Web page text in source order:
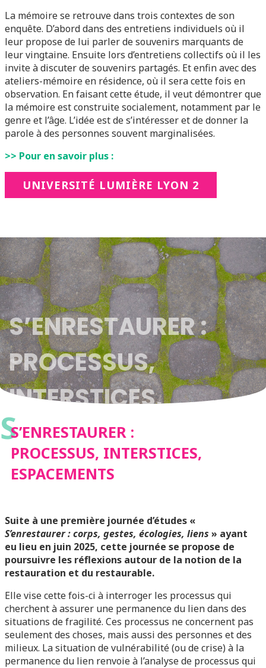
La mémoire se retrouve dans trois contextes de son
enquête. D’abord dans des entretiens individuels où il
leur propose de lui parler de souvenirs marquants de
leur vingtaine. Ensuite lors d’entretiens collectifs où il les
invite à discuter de souvenirs partagés. Et enfin avec des
ateliers-mémoire en résidence, où il sera cette fois en
observation. En faisant cette étude, il veut démontrer que
la mémoire est construite socialement, notamment par le
genre et l’âge. L’idée est de s’intéresser et de donner la
parole à des personnes souvent marginalisées.
>> Pour en savoir plus :
UNIVERSITÉ LUMIÈRE LYON 2
S’ENRESTAURER :
PROCESSUS,
INTERSTICES,
ESPACEMENTS
SS’ENRESTAURER :
PROCESSUS, INTERSTICES,
ESPACEMENTS
Suite à une première journée d’études «
S’enrestaurer : corps, gestes, écologies, liens » ayant
eu lieu en juin 2025, cette journée se propose de
poursuivre les réflexions autour de la notion de la
restauration et du restaurable.
Elle vise cette fois-ci à interroger les processus qui
cherchent à assurer une permanence du lien dans des
situations de fragilité. Ces processus ne concernent pas
seulement des choses, mais aussi des personnes et des
milieux. La situation de vulnérabilité (ou de crise) à la
permanence du lien renvoie à l’analyse de processus qui